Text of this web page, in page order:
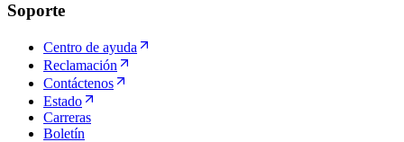
Soporte
Centro de ayuda
Reclamación
Contáctenos
Estado
Carreras
Boletín